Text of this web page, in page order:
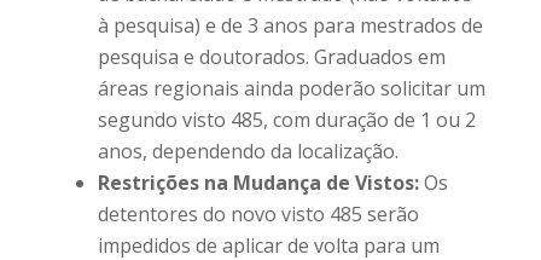
à pesquisa) e de 3 anos para mestrados de
pesquisa e doutorados. Graduados em
áreas regionais ainda poderão solicitar um
segundo visto 485, com duração de 1 ou 2
anos, dependendo da localização.
Restrições na Mudança de Vistos:Os
detentores do novo visto 485 serão
impedidos de aplicar de volta para um